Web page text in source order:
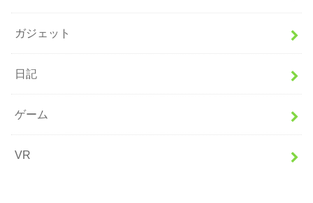
ガジェット
日記
ゲーム
VR